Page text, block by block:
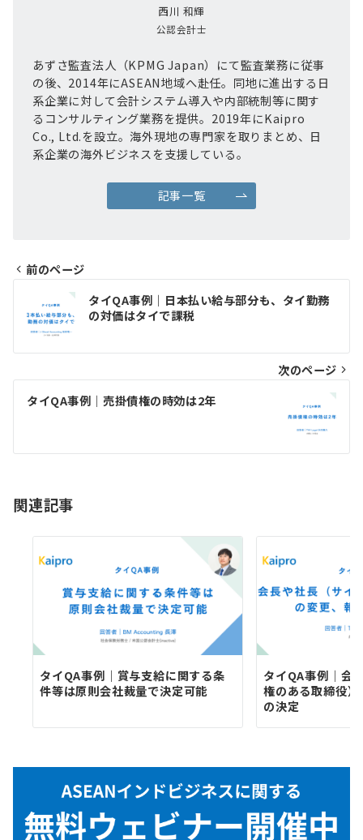
西川 和輝
公認会計士
あずさ監査法人（KPMG Japan）にて監査業務に従事
の後、2014年にASEAN地域へ赴任。同地に進出する日
系企業に対して会計システム導入や内部統制等に関す
るコンサルティング業務を提供。2019年にKaipro
Co., Ltd.を設立。海外現地の専門家を取りまとめ、日
系企業の海外ビジネスを支援している。
記事一覧
稿
ナ
ビ
ゲ
シ
ン
前のページ
タイQA事例｜日本払い給与部分も、タイ勤務
の対価はタイで課税
次のページ
タイQA事例｜売掛債権の時効は2年
関連記事
タイQA事例｜賞与支給に関する条
件等は原則会社裁量で決定可能
タイQA事例｜会
権のある取締役
の決定